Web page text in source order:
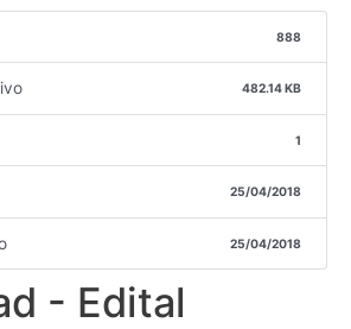
888
482.14 KB
1
25/04/2018
25/04/2018
- Edital